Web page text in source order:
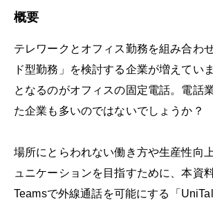
概要
テレワークとオフィス勤務を組み合わ
ド型勤務」を検討する企業が増えてい
となるのがオフィスの固定電話。電話
た企業も多いのではないでしょうか？
場所にとらわれない働き方や生産性向
ュニケーションを目指すために、本資
Teamsで外線通話を可能にする「